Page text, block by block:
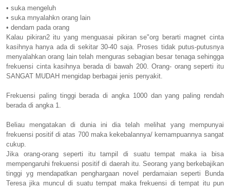
• suka mengeluh
• suka mnyalahkn orang lain
• dendam pada orang
Kalau pikiran2 itu yang menguasai pikiran se"org berarti magnet cinta
kasihnya hanya ada di sekitar 30-40 saja. Proses tidak putus-putusnya
menyalahkan orang lain telah menguras sebagian besar tenaga sehingga
frekuensi cinta kasihnya berada di bawah 200. Orang- orang seperti itu
SANGAT MUDAH mengidap berbagai jenis penyakit.
Frekuensi paling tinggi berada di angka 1000 dan yang paling rendah
berada di angka 1.
Beliau mengatakan di dunia ini dia telah melihat yang mempunyai
frekuensi positif di atas 700 maka kekebalannya/ kemampuannya sangat
cukup.
Jika orang-orang seperti itu tampil di suatu tempat maka ia bisa
mempengaruhi frekuensi positif di daerah itu. Seorang yang berkebajikan
tinggi yg mendapatkan penghargaan novel perdamaian seperti Bunda
Teresa jika muncul di suatu tempat maka frekuensi di tempat itu pun